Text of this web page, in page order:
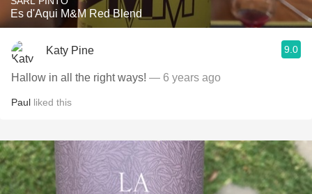
Es d'Aqui M&M Red Blend
Katy Pine 9.0
Hallow in all the right ways! — 6 years ago
Paul liked this